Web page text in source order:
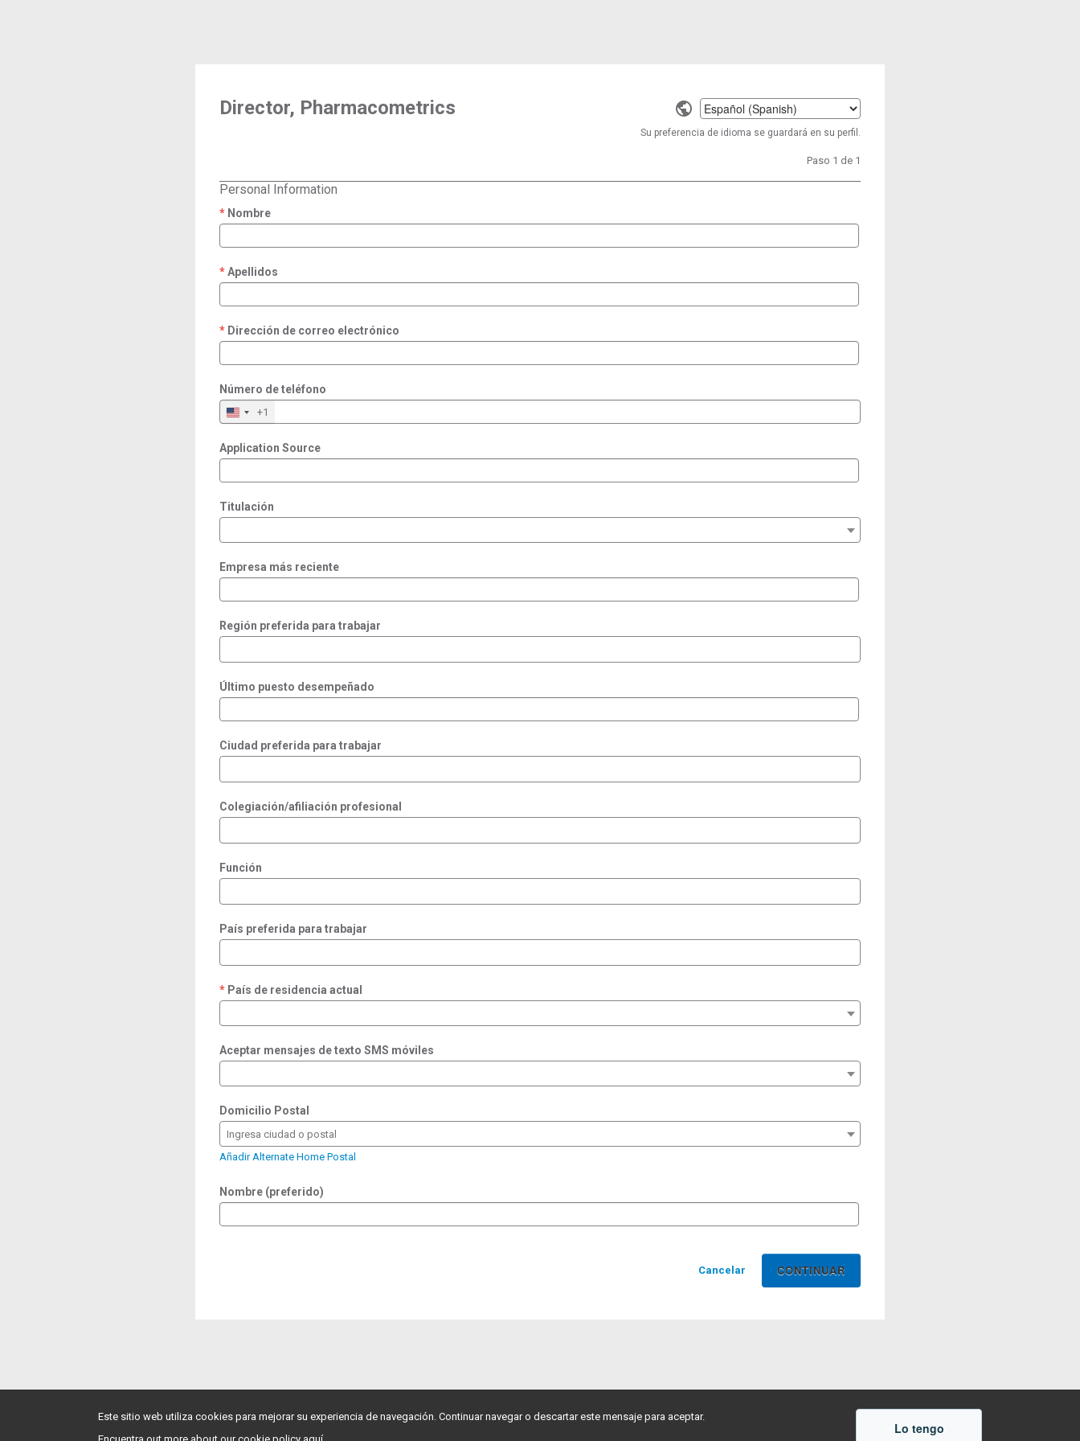
Select
a
Su preferencia de idioma se guardará en su perfil.
Director, Pharmacometrics
Paso 1 de 1
Personal Information
Nombre
required
Apellidos
required
Dirección de correo electrónico
required
Número de teléfono
+1
Application Source
Titulación
Empresa más reciente
Región preferida para trabajar
Último puesto desempeñado
Ciudad preferida para trabajar
Colegiación/afiliación profesional
Función
País preferida para trabajar
País de residencia actual
required
Aceptar mensajes de texto SMS móviles
Domicilio Postal
Ingresa ciudad o postal
Añadir Alternate Home Postal
Nombre (preferido)
Cancelar
Este sitio web utiliza cookies para mejorar su experiencia de navegación. Continuar navegar o descartar este mensaje para aceptar.
Lo tengo